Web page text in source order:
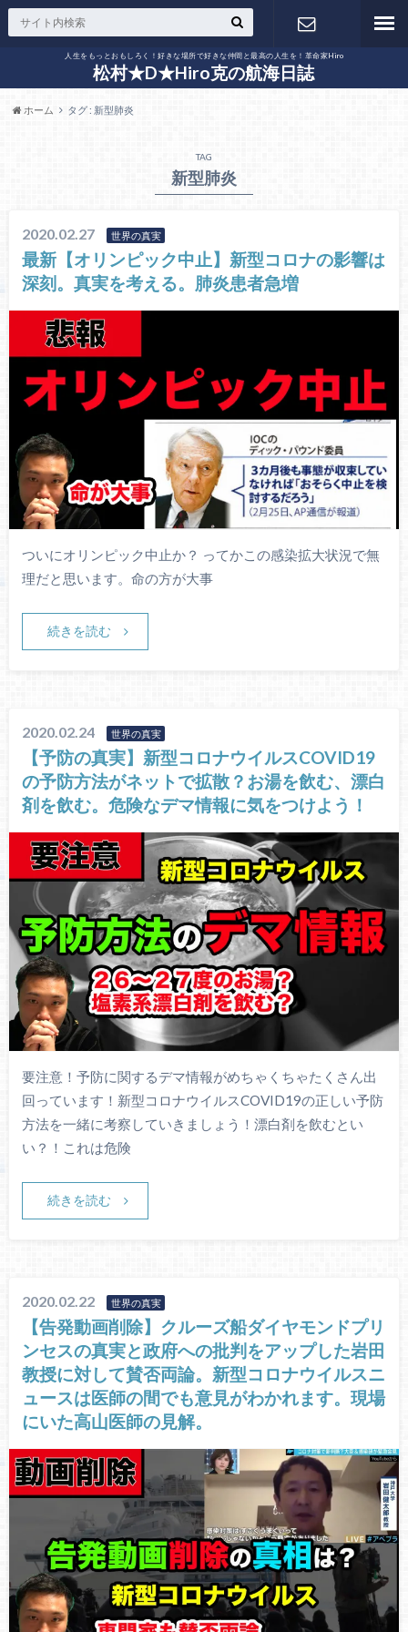
人生をもっとおもしろく！好きな場所で好きな仲間と最高の人生を！革命家Hiro
松村★D★Hiro克の航海日誌
お問い合わ
ホーム タグ : 新型肺炎
TAG
新型肺炎
2020.02.27 世界の真実
最新【オリンピック中止】新型コロナの影響は
深刻。真実を考える。肺炎患者急増
ついにオリンピック中止か？ ってかこの感染拡大状況で無
理だと思います。命の方が大事
続きを読む
2020.02.24 世界の真実
【予防の真実】新型コロナウイルスCOVID19
の予防方法がネットで拡散？お湯を飲む、漂白
剤を飲む。危険なデマ情報に気をつけよう！
要注意！予防に関するデマ情報がめちゃくちゃたくさん出
回っています！新型コロナウイルスCOVID19の正しい予防
方法を一緒に考察していきましょう！漂白剤を飲むとい
い？！これは危険
続きを読む
2020.02.22 世界の真実
【告発動画削除】クルーズ船ダイヤモンドプリ
ンセスの真実と政府への批判をアップした岩田
教授に対して賛否両論。新型コロナウイルスニ
ュースは医師の間でも意見がわかれます。現場
にいた高山医師の見解。